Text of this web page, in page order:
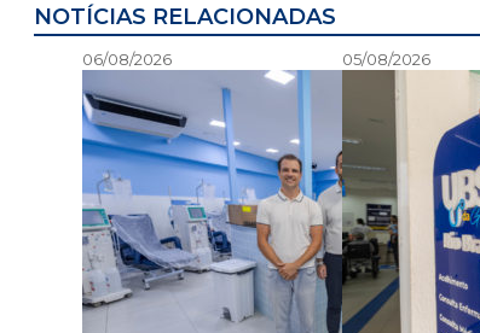
NOTÍCIAS RELACIONADAS
06/08/2026 05/08/2026